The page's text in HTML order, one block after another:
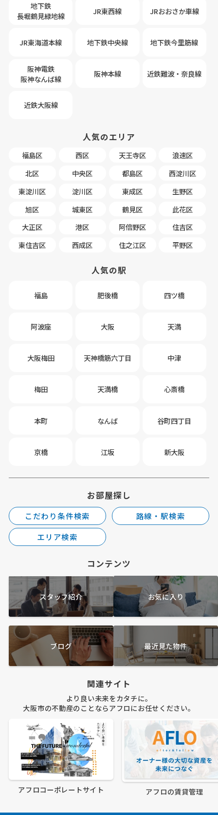
地下鉄
長堀鶴見緑地線
JR東西線 JRおおさか車線
JR東海道本線 地下鉄中央線 地下鉄今里筋線
阪神電鉄
阪神なんば線
阪神本線 近鉄難波・奈良線
近鉄大阪線
人気のエリア
福島区 西区 天王寺区
浪速区
北区
中央区 都島区
西淀川区
東淀川区
淀川区 東成区
生野区
旭区
城東区 鶴見区
此花区
大正区
港区 阿倍野区
住吉区
東住吉区
西成区 住之江区 平野区
人気の駅
福島 肥後橋 四ツ橋
阿波座 大阪 天満
大阪梅田 天神橋筋六丁目 中津
梅田 天満橋 心斎橋
本町 なんば 谷町四丁目
京橋 江坂 新大阪
お部屋探し
こだわり条件検索
路線・駅検索
エリア検索
コンテンツ
スタッフ紹介 お気に入り
ブログ 最近見た物件
関連サイト
より良い未来をカタチに。
大阪市の不動産のことならアフロにお任せください。
アフロコーポレートサイト アフロの賃貸管理